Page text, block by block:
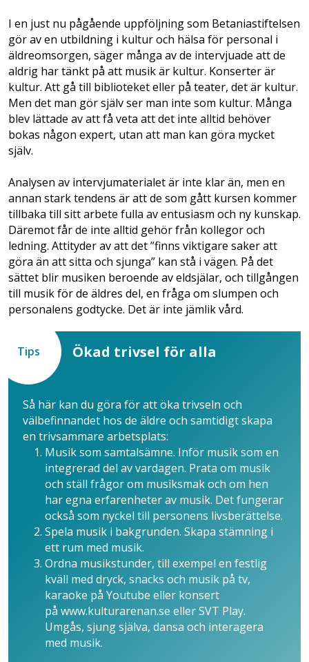
I en just nu pågående uppföljning som Betaniastiftelsen
gör av en utbildning i kultur och hälsa för personal i
äldreomsorgen, säger många av de intervjuade att de
aldrig har tänkt på att musik är kultur. Konserter är
kultur. Att gå till biblioteket eller på teater, det är kultur.
Men det man gör själv ser man inte som kultur. Många
blev lättade av att få veta att det inte alltid behöver
bokas någon expert, utan att man kan göra mycket
själv.
Analysen av intervjumaterialet är inte klar än, men en
annan stark tendens är att de som gått kursen kommer
tillbaka till sitt arbete fulla av entusiasm och ny kunskap.
Däremot får de inte alltid gehör från kollegor och
ledning. Attityder av att det ”finns viktigare saker att
göra än att sitta och sjunga” kan stå i vägen. På det
sättet blir musiken beroende av eldsjälar, och tillgången
till musik för de äldres del, en fråga om slumpen och
personalens godtycke. Det är inte jämlik vård.
Tips Ökad trivsel för alla
Så här kan du göra för att öka trivseln och
välbefinnandet hos de äldre och samtidigt skapa
en trivsammare arbetsplats:
Musik som samtalsämne. Inför musik som en
integrerad del av vardagen. Prata om musik
och ställ frågor om musiksmak och om hen
har egna erfarenheter av musik. Det fungerar
också som nyckel till personens livsberättelse.
Spela musik i bakgrunden. Skapa stämning i
ett rum med musik.
Ordna musikstunder, till exempel en festlig
kväll med dryck, snacks och musik på tv,
karaoke på Youtube eller konsert
på www.kulturarenan.se eller SVT Play.
Umgås, sjung själva, dansa och interagera
med musik.